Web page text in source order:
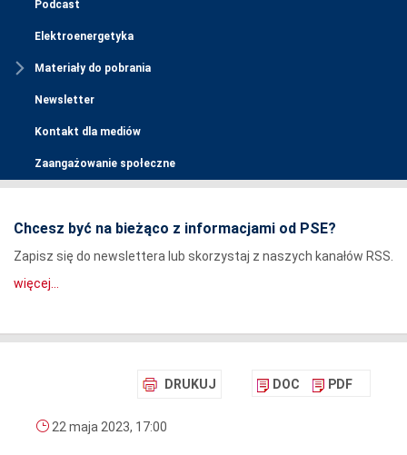
Podcast
Elektroenergetyka
Materiały do pobrania
Newsletter
Kontakt dla mediów
Zaangażowanie społeczne
Chcesz być na bieżąco z informacjami od PSE?
Zapisz się do newslettera lub skorzystaj z naszych kanałów RSS.
więcej...
DRUKUJ DOC PDF
22 maja 2023, 17:00